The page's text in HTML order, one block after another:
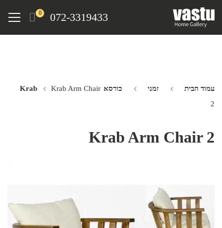
072-3319433
0
Menu
עמוד הבית זמני כורסא Krab Krab Arm Chair
2
Krab Arm Chair 2